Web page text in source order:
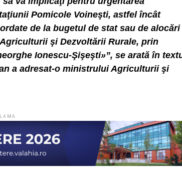
Pomicole Voineşti, astfel încât
de la bugetul de stat sau de alocări
şi Dezvoltării Rurale, prin
Ionescu-Şişeşti»”, se arată în
a adresat-o ministrului Agriculturii şi